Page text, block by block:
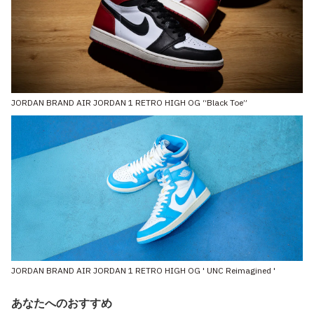
JORDAN BRAND AIR JORDAN 1 RETRO HIGH OG “Black Toe”
JORDAN BRAND AIR JORDAN 1 RETRO HIGH OG ' UNC Reimagined '
あなたへのおすすめ